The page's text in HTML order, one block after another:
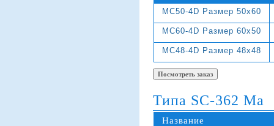
MC50-4D Размер 50х60
MC60-4D Размер 60х50
MC48-4D Размер 48х48
Типа SC-362 Ma
Название